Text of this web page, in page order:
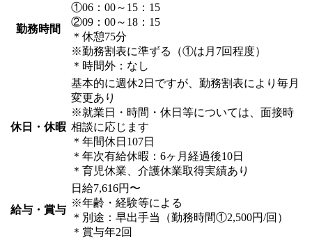
勤務時間
①06：00～15：15
②09：00～18：15
＊休憩75分
※勤務割表に準ずる（①は月7回程度）
＊時間外：なし
休日・休暇
基本的に週休2日ですが、勤務割表により毎月
変更あり
※就業日・時間・休日等については、面接時
相談に応じます
＊年間休日107日
＊年次有給休暇：6ヶ月経過後10日
＊育児休業、介護休業取得実績あり
給与・賞与
日給7,616円〜
※年齢・経験等による
＊別途：早出手当（勤務時間①2,500円/回）
＊賞与年2回